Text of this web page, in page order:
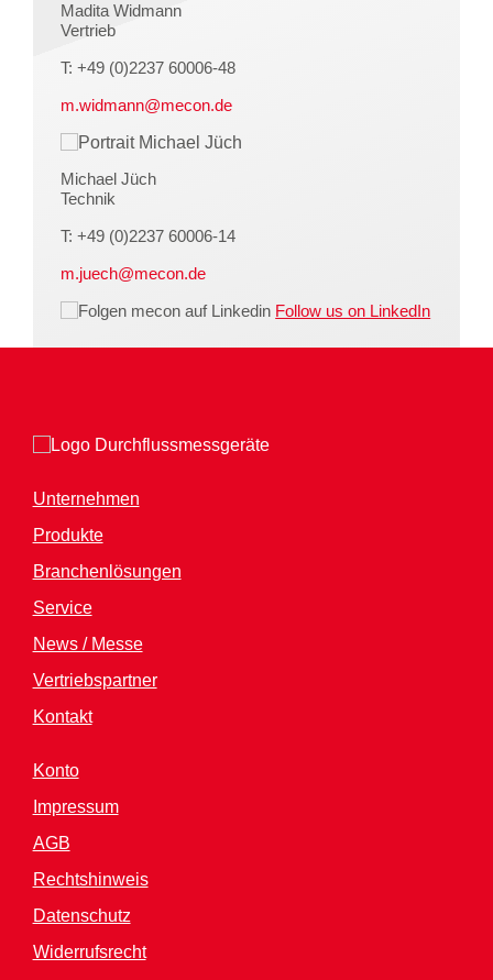
Madita Widmann
Vertrieb
T: +49 (0)2237 60006-48
m.widmann@mecon.de
Michael Jüch
Technik
T: +49 (0)2237 60006-14
m.juech@mecon.de
Follow us on LinkedIn
Unternehmen
Produkte
Branchenlösungen
Service
News / Messe
Vertriebspartner
Kontakt
Konto
Impressum
AGB
Rechtshinweis
Datenschutz
Widerrufsrecht